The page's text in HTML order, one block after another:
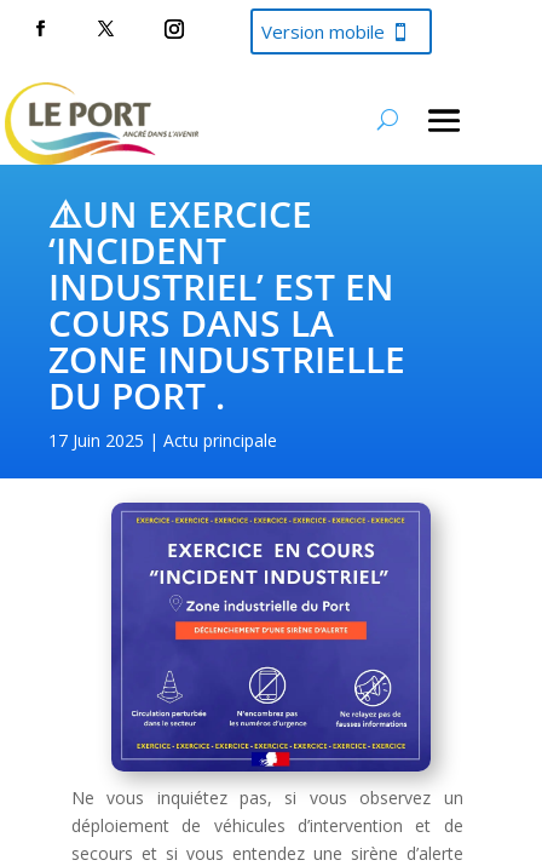
Version mobile
⚠️UN EXERCICE
‘INCIDENT
INDUSTRIEL’ EST EN
COURS DANS LA
ZONE INDUSTRIELLE
DU PORT .
17 Juin 2025 Actu principale
Ne vous inquiétez pas, si vous observez un
déploiement de véhicules d’intervention et de
secours et si vous entendez une sirène d’alerte